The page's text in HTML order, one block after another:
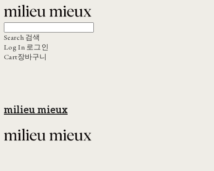
Search 검색
Log In 로그인
Cart장바구니
milieu mieux